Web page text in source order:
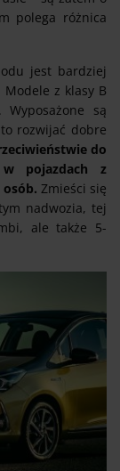
polega różnica
jest bardziej
z klasy B
są
rozwijać dobre
do
w pojazdach z
Zmieści się
nadwozia, tej
ale także 5-